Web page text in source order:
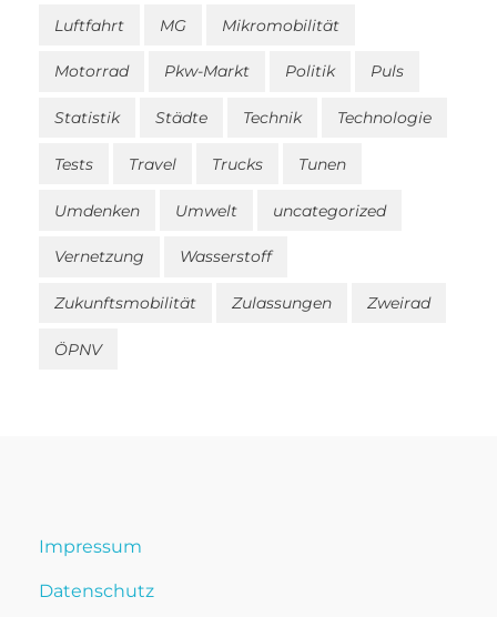
Luftfahrt MG Mikromobilität
Motorrad Pkw-Markt Politik Puls
Statistik Städte Technik Technologie
Tests Travel Trucks Tunen
Umdenken Umwelt uncategorized
Vernetzung Wasserstoff
Zukunftsmobilität Zulassungen Zweirad
ÖPNV
Impressum
Datenschutz